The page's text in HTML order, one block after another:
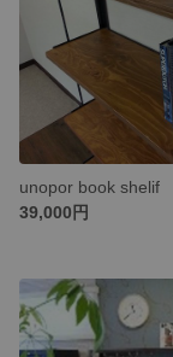
unopor book shelif
39,000円